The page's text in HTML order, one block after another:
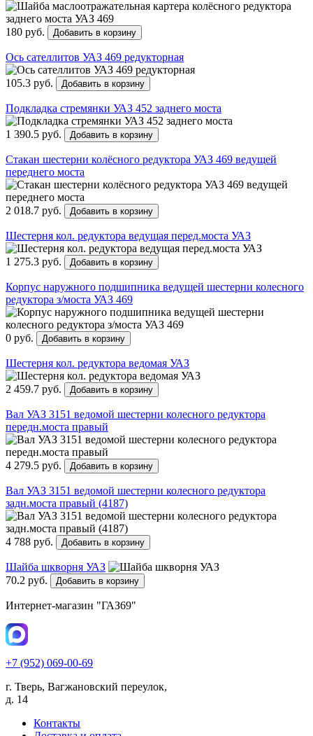
180 руб. Добавить в корзину
Ось сателлитов УАЗ 469 редукторная
105.3 руб. Добавить в корзину
Подкладка стремянки УАЗ 452 заднего моста
1 390.5 руб. Добавить в корзину
Стакан шестерни колёсного редуктора УАЗ 469 ведущей
переднего моста
2 018.7 руб. Добавить в корзину
Шестерня кол. редуктора ведущая перед.моста УАЗ
1 275.3 руб. Добавить в корзину
Корпус наружного подшипника ведущей шестерни колесного
редуктора з/моста УАЗ 469
0 руб. Добавить в корзину
Шестерня кол. редуктора ведомая УАЗ
2 459.7 руб. Добавить в корзину
Вал УАЗ 3151 ведомой шестерни колесного редуктора
передн.моста правый
4 279.5 руб. Добавить в корзину
Вал УАЗ 3151 ведомой шестерни колесного редуктора
задн.моста правый (4187)
4 788 руб. Добавить в корзину
Шайба шкворня УАЗ
70.2 руб.
Добавить в корзину
Интернет-магазин "ГАЗ69"
+7 (952) 069-00-69
г. Тверь, Вагжановский переулок,
д. 14
Контакты